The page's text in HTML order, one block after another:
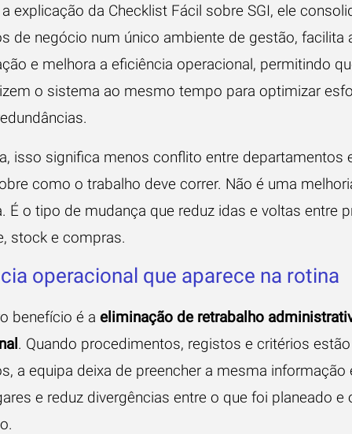
explicação da Checklist Fácil sobre SGI, ele
de negócio num único ambiente de gestão, facilita
e melhora a eficiência operacional, permitindo
o sistema ao mesmo tempo para optimizar
isso significa menos conflito entre departamentos
como o trabalho deve correr. Não é uma
É o tipo de mudança que reduz idas e voltas entre
stock e compras.
operacional que aparece na rotina
benefício é a eliminação de retrabalho
. Quando procedimentos, registos e critérios estão
a equipa deixa de preencher a mesma informação
e reduz divergências entre o que foi planeado e